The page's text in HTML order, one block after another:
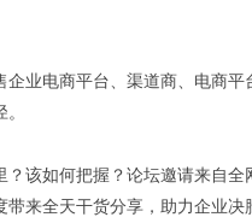
业电商平台、渠道商、电商
该如何把握？论坛邀请来自
来全天干货分享，助力企业决